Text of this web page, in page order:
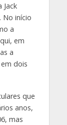
Jack
No início
a
em
a
dois
que
anos,
mas